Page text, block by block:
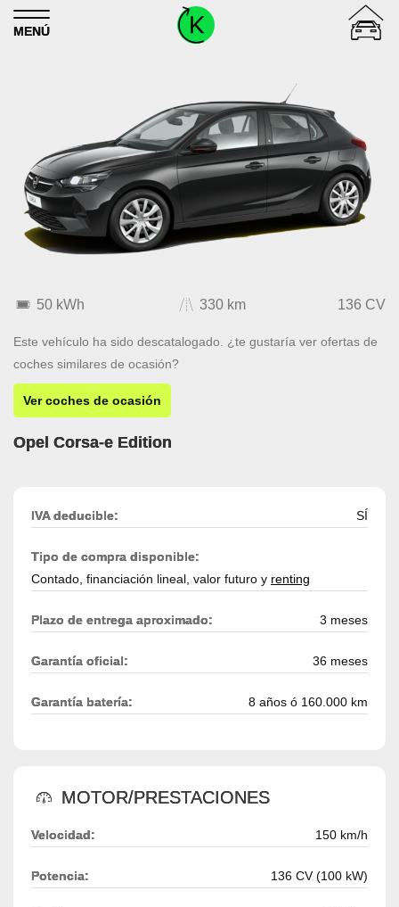
Skip to content
MENÚ
50 kWh 330 km 136 CV
Este vehículo ha sido descatalogado. ¿te gustaría ver ofertas de
coches similares de ocasión?
Ver coches de ocasión
Opel Corsa-e Edition
IVA deducible: SÍ
Tipo de compra disponible:
Contado, financiación lineal, valor futuro y renting
Plazo de entrega aproximado: 3 meses
Garantía oficial: 36 meses
Garantía batería: 8 años ó 160.000 km
MOTOR/PRESTACIONES
Velocidad: 150 km/h
Potencia: 136 CV (100 kW)